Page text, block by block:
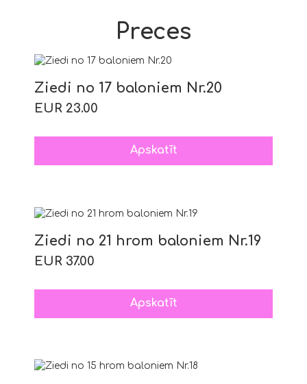
Preces
Ziedi no 17 baloniem Nr.20
EUR 23.00
Apskatīt
Ziedi no 21 hrom baloniem Nr.19
EUR 37.00
Apskatīt